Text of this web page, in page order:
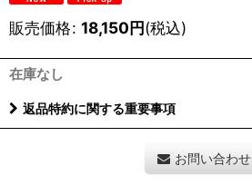
販売価格: 18,150円(税込)
在庫なし
返品特約に関する重要事項
お問い合わせ